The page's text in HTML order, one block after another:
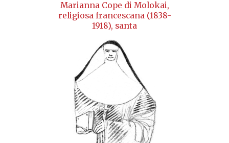
Marianna Cope di Molokai,
religiosa francescana (1838-
1918), santa